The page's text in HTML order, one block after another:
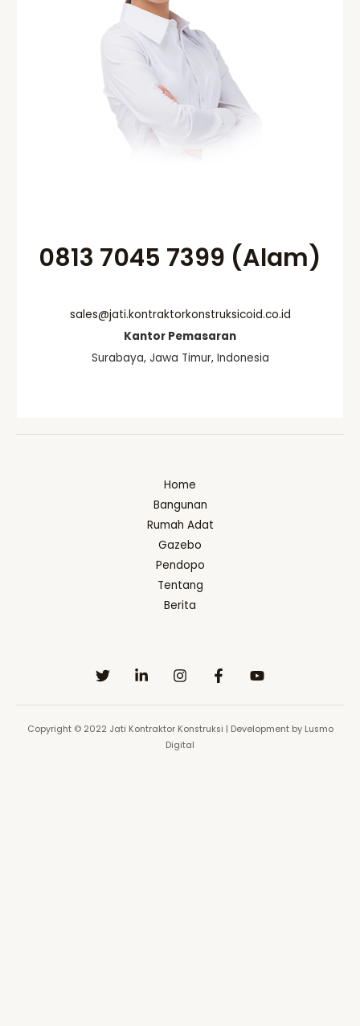
0813 7045 7399 (Alam)
sales@jati.kontraktorkonstruksicoid.co.id
Kantor Pemasaran
Surabaya, Jawa Timur, Indonesia
Home
Bangunan
Rumah Adat
Gazebo
Pendopo
Tentang
Berita
Copyright © 2022 Jati Kontraktor Konstruksi | Development by Lusmo
Digital